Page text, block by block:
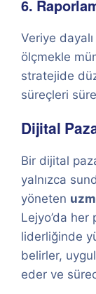
6.
Veriye
ölçmekle
stratejide
süreçleri
Dijital
Bir dijital
yalnızca
yöneten
Lejyo’da her
liderliğinde
belirler,
eder ve